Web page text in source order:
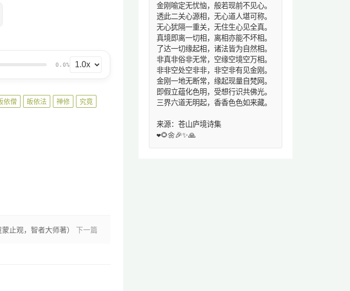
0.0%
依僧 皈依法 禅修
究竟
止观，智者大师著） 下一篇
金刚喻定无忧恼，般若现前不见心。
透此二关心源相，无心道人堪可称。
无心犹隔一重关，无住生心见全真。
真境即离一切相，离相亦能不坏相。
了达一切缘起相，诸法皆为自然相。
非真非俗非无常，空缘空境空万相。
非非空处空非非，非空非有见金刚。
金刚一地无断常，缘起现量自梵网。
即假立蕴化色明，受想行识共佛光。
三界六道无明起，香香色色如来藏。
来源：苍山庐境诗集
❤️🌻🌼🎉✨🙏